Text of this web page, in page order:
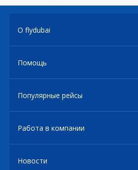
О flydubai
Помощь
Популярные рейсы
Работа в компании
Новости